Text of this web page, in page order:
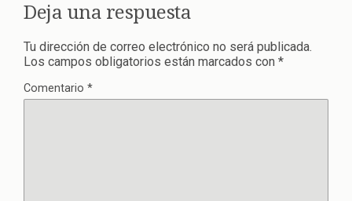
Deja una respuesta
Tu dirección de correo electrónico no será publicada.
Los campos obligatorios están marcados con *
Comentario *